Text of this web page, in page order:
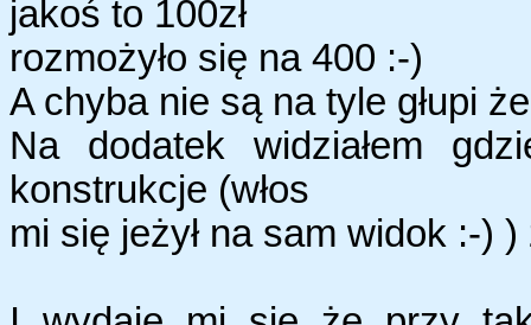
jakoś to 100zł
rozmożyło się na 400 :-)
A chyba nie są na tyle głupi
Na dodatek widziałem
konstrukcje (włos
mi się jeżył na sam widok :-)